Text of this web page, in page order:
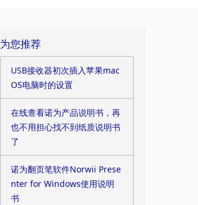
为您推荐
USB接收器初次插入苹果mac
OS电脑时的设置
在线查看诺为产品说明书，再
也不用担心找不到纸质说明书
了
诺为翻页笔软件Norwii Prese
nter for Windows使用说明
书